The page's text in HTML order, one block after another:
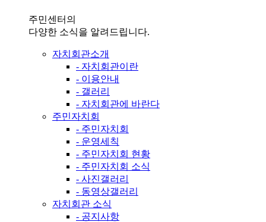
주민센터의
다양한 소식을 알려드립니다.
자치회관소개
- 자치회관이란
- 이용안내
- 갤러리
- 자치회관에 바란다
주민자치회
- 주민자치회
- 운영세칙
- 주민자치회 현황
- 주민자치회 소식
- 사진갤러리
- 동영상갤러리
자치회관 소식
- 공지사항